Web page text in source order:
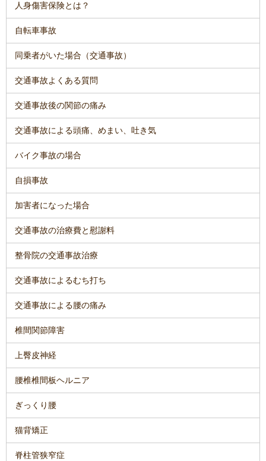
人身傷害保険とは？
自転車事故
同乗者がいた場合（交通事故）
交通事故よくある質問
交通事故後の関節の痛み
交通事故による頭痛、めまい、吐き気
バイク事故の場合
自損事故
加害者になった場合
交通事故の治療費と慰謝料
整骨院の交通事故治療
交通事故によるむち打ち
交通事故による腰の痛み
椎間関節障害
上臀皮神経
腰椎椎間板ヘルニア
ぎっくり腰
猫背矯正
脊柱管狭窄症